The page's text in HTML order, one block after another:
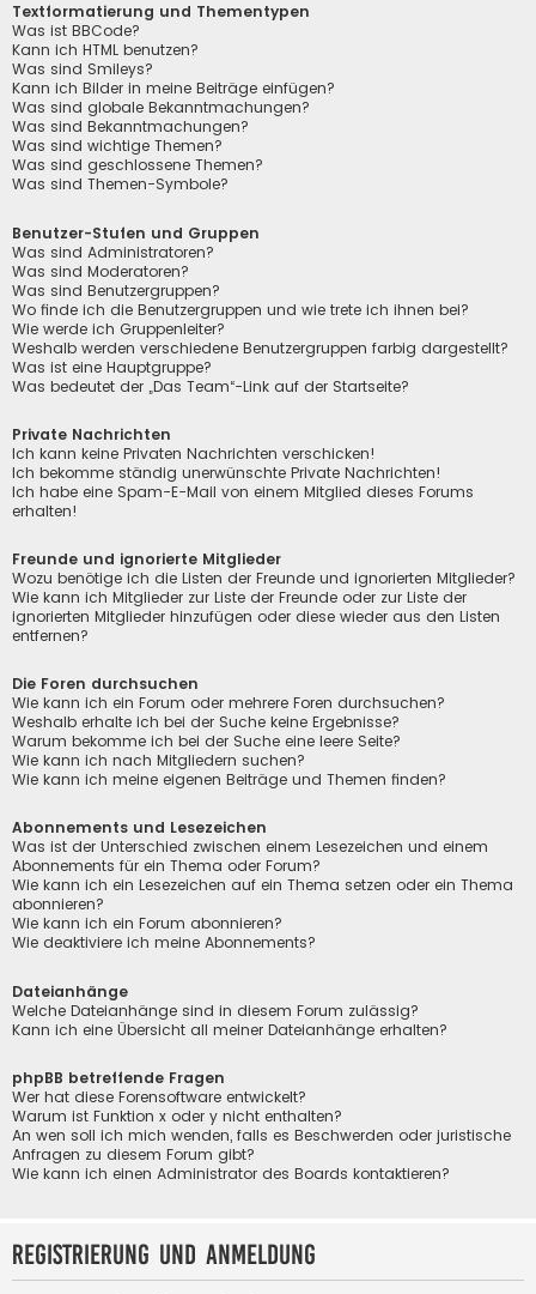
Textformatierung und Thementypen
Was ist BBCode?
Kann ich HTML benutzen?
Was sind Smileys?
Kann ich Bilder in meine Beiträge einfügen?
Was sind globale Bekanntmachungen?
Was sind Bekanntmachungen?
Was sind wichtige Themen?
Was sind geschlossene Themen?
Was sind Themen-Symbole?
Benutzer-Stufen und Gruppen
Was sind Administratoren?
Was sind Moderatoren?
Was sind Benutzergruppen?
Wo finde ich die Benutzergruppen und wie trete ich ihnen bei?
Wie werde ich Gruppenleiter?
Weshalb werden verschiedene Benutzergruppen farbig dargestellt?
Was ist eine Hauptgruppe?
Was bedeutet der „Das Team“-Link auf der Startseite?
Private Nachrichten
Ich kann keine Privaten Nachrichten verschicken!
Ich bekomme ständig unerwünschte Private Nachrichten!
Ich habe eine Spam-E-Mail von einem Mitglied dieses Forums
erhalten!
Freunde und ignorierte Mitglieder
Wozu benötige ich die Listen der Freunde und ignorierten Mitglieder?
Wie kann ich Mitglieder zur Liste der Freunde oder zur Liste der
ignorierten Mitglieder hinzufügen oder diese wieder aus den Listen
entfernen?
Die Foren durchsuchen
Wie kann ich ein Forum oder mehrere Foren durchsuchen?
Weshalb erhalte ich bei der Suche keine Ergebnisse?
Warum bekomme ich bei der Suche eine leere Seite?
Wie kann ich nach Mitgliedern suchen?
Wie kann ich meine eigenen Beiträge und Themen finden?
Abonnements und Lesezeichen
Was ist der Unterschied zwischen einem Lesezeichen und einem
Abonnements für ein Thema oder Forum?
Wie kann ich ein Lesezeichen auf ein Thema setzen oder ein Thema
abonnieren?
Wie kann ich ein Forum abonnieren?
Wie deaktiviere ich meine Abonnements?
Dateianhänge
Welche Dateianhänge sind in diesem Forum zulässig?
Kann ich eine Übersicht all meiner Dateianhänge erhalten?
phpBB betreffende Fragen
Wer hat diese Forensoftware entwickelt?
Warum ist Funktion x oder y nicht enthalten?
An wen soll ich mich wenden, falls es Beschwerden oder juristische
Anfragen zu diesem Forum gibt?
Wie kann ich einen Administrator des Boards kontaktieren?
Registrierung und Anmeldung